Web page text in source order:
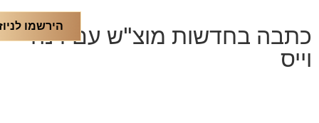
כתבה בחדשות מוצ"ש עם דנה
וייס
הירשמו